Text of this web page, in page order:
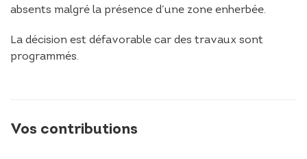
absents malgré la présence d’une zone enherbée.
La décision est défavorable car des travaux sont
programmés.
Vos contributions